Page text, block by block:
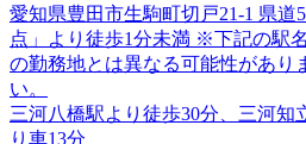
愛知県豊田市生駒町切戸21-1 県道
点」より徒歩1分未満 ※下記の駅
の勤務地とは異なる可能性があり
い。
三河八橋駅より徒歩30分、三河知
り車13分